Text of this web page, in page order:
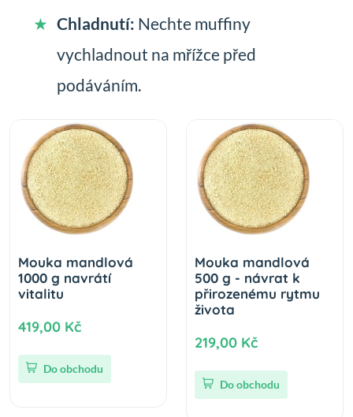
Chladnutí: Nechte muffiny
vychladnout na mřížce před
podáváním.
Mouka mandlová
1000 g navrátí
vitalitu
419,00 Kč
Do obchodu
Mouka mandlová
500 g - návrat k
přirozenému rytmu
života
219,00 Kč
Do obchodu